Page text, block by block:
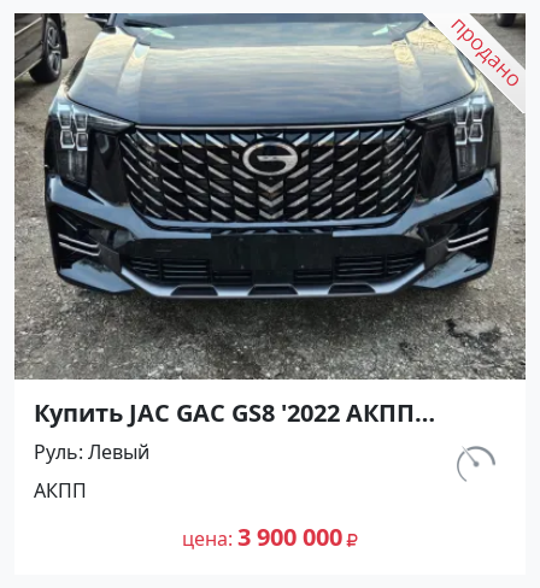
Купить JAC GAC GS8 '2022 АКПП
(1998/231 л.с.) Бензин инжектор Ейск
цвет Черный Внедорожник по цене
3900000 рублей, объявление №27189
на сайте Авторынок23
Руль Левый
АКПП
цена 3 900 000